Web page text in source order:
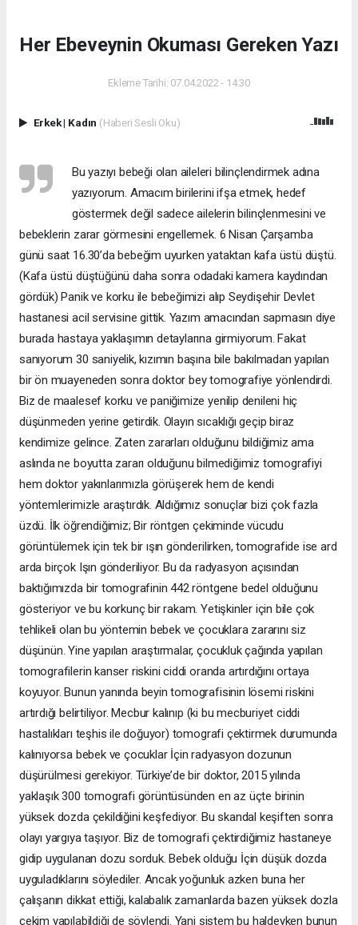
Her Ebeveynin Okuması Gereken Yazı
Ekleme Tarihi: 07.04.2022 - 14:30
Erkek| Kadın (Haberi Sesli Oku)
Bu yazıyı bebeği olan aileleri bilinçlendirmek adına
yazıyorum. Amacım birilerini ifşa etmek, hedef
göstermek değil sadece ailelerin bilinçlenmesini ve
bebeklerin zarar görmesini engellemek. 6 Nisan Çarşamba
günü saat 16.30’da bebeğim uyurken yataktan kafa üstü düştü.
(Kafa üstü düştüğünü daha sonra odadaki kamera kaydından
gördük) Panik ve korku ile bebeğimizi alıp Seydişehir Devlet
hastanesi acil servisine gittik. Yazım amacından sapmasın diye
burada hastaya yaklaşımın detaylarına girmiyorum. Fakat
sanıyorum 30 saniyelik, kızımın başına bile bakılmadan yapılan
bir ön muayeneden sonra doktor bey tomografiye yönlendirdi.
Biz de maalesef korku ve paniğimize yenilip denileni hiç
düşünmeden yerine getirdik. Olayın sıcaklığı geçip biraz
kendimize gelince. Zaten zararları olduğunu bildiğimiz ama
aslında ne boyutta zararı olduğunu bilmediğimiz tomografiyi
hem doktor yakınlarımızla görüşerek hem de kendi
yöntemlerimizle araştırdık. Aldığımız sonuçlar bizi çok fazla
üzdü. İlk öğrendiğimiz; Bir röntgen çekiminde vücudu
görüntülemek için tek bir ışın gönderilirken, tomografide ise ard
arda birçok Işın gönderiliyor. Bu da radyasyon açısından
baktığımızda bir tomografinin 442 röntgene bedel olduğunu
gösteriyor ve bu korkunç bir rakam. Yetişkinler için bile çok
tehlikeli olan bu yöntemin bebek ve çocuklara zararını siz
düşünün. Yine yapılan araştırmalar, çocukluk çağında yapılan
tomografilerin kanser riskini ciddi oranda artırdığını ortaya
koyuyor. Bunun yanında beyin tomografisinin lösemi riskini
artırdığı belirtiliyor. Mecbur kalınıp (ki bu mecburiyet ciddi
hastalıkları teşhis ile doğuyor) tomografi çektirmek durumunda
kalınıyorsa bebek ve çocuklar İçin radyasyon dozunun
düşürülmesi gerekiyor. Türkiye’de bir doktor, 2015 yılında
yaklaşık 300 tomografi görüntüsünden en az üçte birinin
yüksek dozda çekildiğini keşfediyor. Bu skandal keşiften sonra
olayı yargıya taşıyor. Biz de tomografi çektirdiğimiz hastaneye
gidip uygulanan dozu sorduk. Bebek olduğu İçin düşük dozda
uyguladıklarını söylediler. Ancak yoğunluk azken buna her
çalışanın dikkat ettiği, kalabalık zamanlarda bazen yüksek dozla
çekim yapılabildiği de söylendi. Yani sistem bu haldeyken bunun